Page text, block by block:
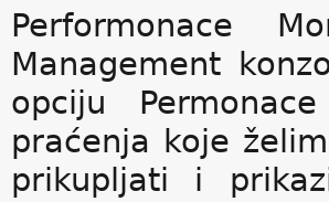
Performonace
Management
opciju
praćenja koje
prikupljati i